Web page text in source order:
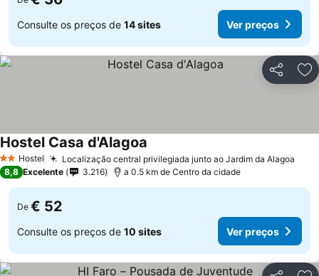
Consulte os preços de 14 sites Ver preços
Partilhar
2 Estrelas
Hostel Localização central privilegiada junto ao Jardim da Alagoa
Hostel Casa d'Alagoa
8,8 Excelente 3.216 a 0.5 km de Centro da cidade
De € 52
Consulte os preços de 10 sites Ver preços